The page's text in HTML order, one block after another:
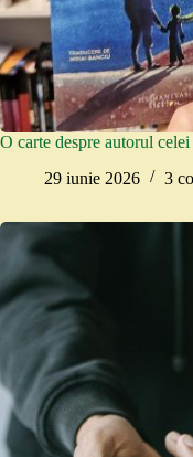
O carte despre autorul
29 iunie 2026
3